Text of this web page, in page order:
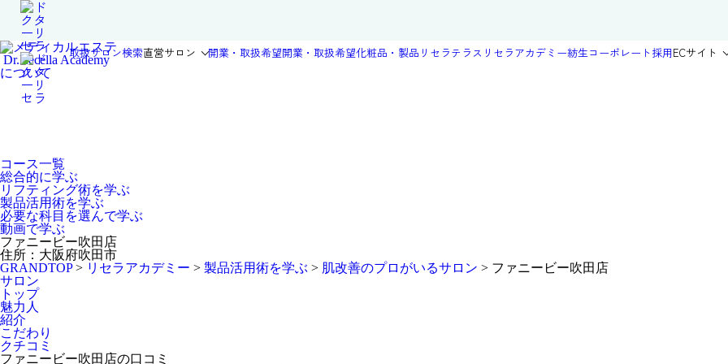
取扱サロン検索直営サロン 開業・取扱希望開業・取扱希望化粧品・製品 リセラテラス リセラアカデミー紡生コーポレート採用ECサイト
Dr.Recella Academy
について
コース一覧
総合的に学ぶ
リフティング術を学ぶ
製品活用術を学ぶ
必要な科目を選んで学ぶ
動画で学ぶ
ファニービー吹田店
住所：大阪府吹田市
GRANDTOP> リセラアカデミー > 製品活用術を学ぶ > 肌改善のプロがいるサロン > ファニービー吹田店
サロン
トップ
魅力人
紹介
こだわり
クチコミ
ファニービー吹田店の口コミ